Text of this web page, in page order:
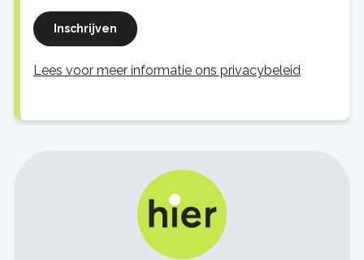
Inschrijven
Lees voor meer informatie ons privacybeleid